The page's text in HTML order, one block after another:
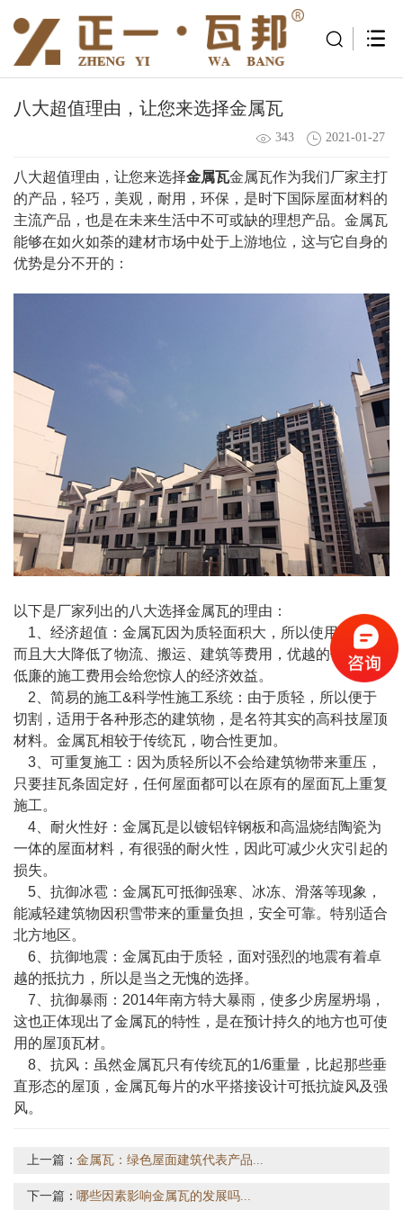
八大超值理由，让您来选择金属瓦
343 2021-01-27
八大超值理由，让您来选择金属瓦金属瓦作为我们厂家主打
的产品，轻巧，美观，耐用，环保，是时下国际屋面材料的
主流产品，也是在未来生活中不可或缺的理想产品。金属瓦
能够在如火如荼的建材市场中处于上游地位，这与它自身的
优势是分不开的：
以下是厂家列出的八大选择金属瓦的理由：
1、经济超值：金属瓦因为质轻面积大，所以使用方便，
而且大大降低了物流、搬运、建筑等费用，优越的作业性和
低廉的施工费用会给您惊人的经济效益。
2、简易的施工&科学性施工系统：由于质轻，所以便于
切割，适用于各种形态的建筑物，是名符其实的高科技屋顶
材料。金属瓦相较于传统瓦，吻合性更加。
3、可重复施工：因为质轻所以不会给建筑物带来重压，
只要挂瓦条固定好，任何屋面都可以在原有的屋面瓦上重复
施工。
4、耐火性好：金属瓦是以镀铝锌钢板和高温烧结陶瓷为
一体的屋面材料，有很强的耐火性，因此可减少火灾引起的
损失。
5、抗御冰雹：金属瓦可抵御强寒、冰冻、滑落等现象，
能减轻建筑物因积雪带来的重量负担，安全可靠。特别适合
北方地区。
6、抗御地震：金属瓦由于质轻，面对强烈的地震有着卓
越的抵抗力，所以是当之无愧的选择。
7、抗御暴雨：2014年南方特大暴雨，使多少房屋坍塌，
这也正体现出了金属瓦的特性，是在预计持久的地方也可使
用的屋顶瓦材。
8、抗风：虽然金属瓦只有传统瓦的1/6重量，比起那些垂
直形态的屋顶，金属瓦每片的水平搭接设计可抵抗旋风及强
风。
上一篇：金属瓦：绿色屋面建筑代表产品...
下一篇：哪些因素影响金属瓦的发展吗...